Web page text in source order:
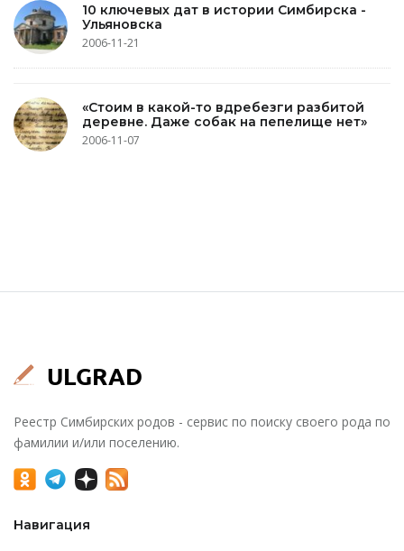
10 ключевых дат в истории Симбирска -
Ульяновска
2006-11-21
«Стоим в какой-то вдребезги разбитой
деревне. Даже собак на пепелище нет»
2006-11-07
Реестр Симбирских родов - сервис по поиску своего рода по
фамилии и/или поселению.
Навигация